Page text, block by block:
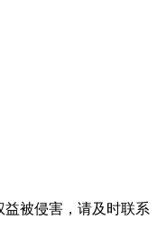
被侵害，请及时联系